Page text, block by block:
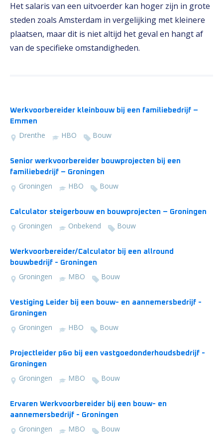
Het salaris van een uitvoerder kan hoger zijn in grote
steden zoals Amsterdam in vergelijking met kleinere
plaatsen, maar dit is niet altijd het geval en hangt af
van de specifieke omstandigheden.
Werkvoorbereider kleinbouw bij een familiebedrijf –
Emmen
Drenthe HBO Bouw
Senior werkvoorbereider bouwprojecten bij een
familiebedrijf – Groningen
Groningen HBO Bouw
Calculator steigerbouw en bouwprojecten – Groningen
Groningen Onbekend Bouw
Werkvoorbereider/Calculator bij een allround
bouwbedrijf - Groningen
Groningen MBO Bouw
Vestiging Leider bij een bouw- en aannemersbedrijf -
Groningen
Groningen HBO Bouw
Projectleider p&o bij een vastgoedonderhoudsbedrijf -
Groningen
Groningen MBO Bouw
Ervaren Werkvoorbereider bij een bouw- en
aannemersbedrijf - Groningen
Groningen MBO Bouw